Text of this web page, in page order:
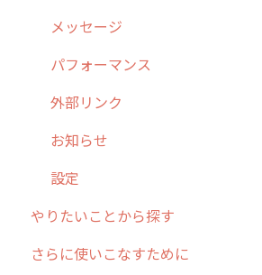
10.ユーザー向けおすすめの使い方
【業界業種別】cyzen設定方法
パフォーマンス
帳票出力
メッセージ・ファイル添付
商品
各種設定・その他
メッセージ
パフォーマンス
外部リンク
お知らせ
設定
やりたいことから探す
行動管理
さらに使いこなすために